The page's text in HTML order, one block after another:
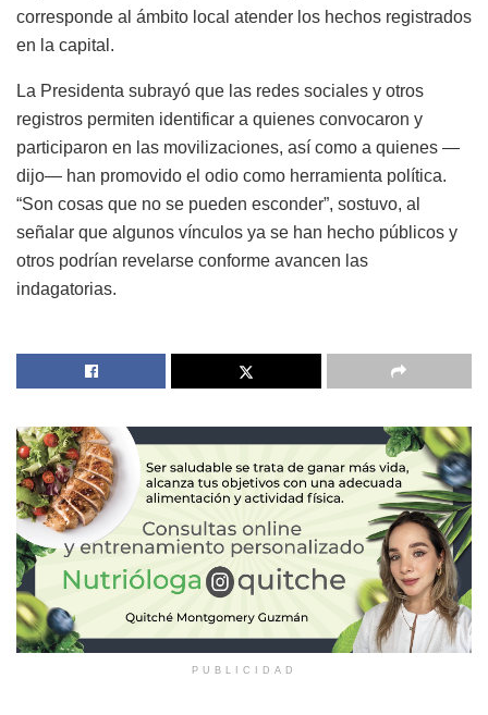
corresponde al ámbito local atender los hechos registrados
en la capital.
La Presidenta subrayó que las redes sociales y otros
registros permiten identificar a quienes convocaron y
participaron en las movilizaciones, así como a quienes —
dijo— han promovido el odio como herramienta política.
“Son cosas que no se pueden esconder”, sostuvo, al
señalar que algunos vínculos ya se han hecho públicos y
otros podrían revelarse conforme avancen las
indagatorias.
PUBLICIDAD